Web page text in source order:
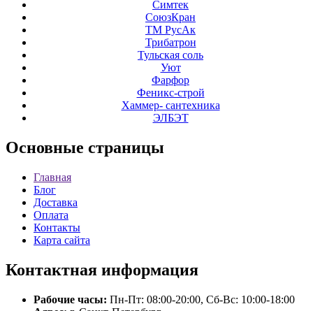
Симтек
СоюзКран
ТМ РусАк
Трибатрон
Тульская соль
Уют
Фарфор
Феникс-строй
Хаммер- сантехника
ЭЛБЭТ
Основные страницы
Главная
Блог
Доставка
Оплата
Контакты
Карта сайта
Контактная информация
Рабочие часы: Пн-Пт: 08:00-20:00, Сб-Вс: 10:00-18:00